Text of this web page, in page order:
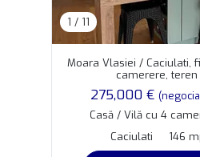
1 / 11
Moara Vlasiei / Caciulati,
camerere,
275,000 €
Casă / Vilă cu 4
Caciulati
146